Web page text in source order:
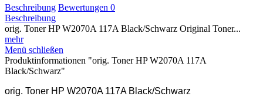
Beschreibung Bewertungen 0
Beschreibung
orig. Toner HP W2070A 117A Black/Schwarz Original Toner...
mehr
Menü schließen
Produktinformationen "orig. Toner HP W2070A 117A
Black/Schwarz"
orig. Toner HP W2070A 117A Black/Schwarz